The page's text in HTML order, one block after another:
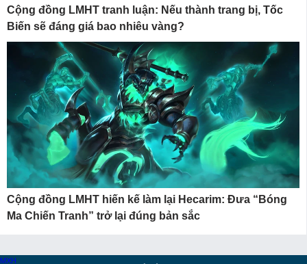
Cộng đồng LMHT tranh luận: Nếu thành trang bị, Tốc
Biến sẽ đáng giá bao nhiêu vàng?
Cộng đồng LMHT hiến kế làm lại Hecarim: Đưa “Bóng
Ma Chiến Tranh” trở lại đúng bản sắc
MXH